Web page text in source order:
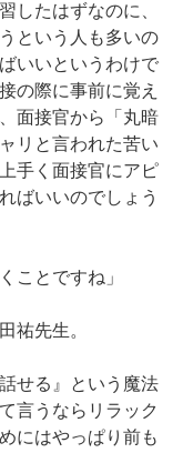
したはずなのに、
という人も多いの
いいというわけで
の際に事前に覚え
面接官から「丸暗
リと言われた苦い
手く面接官にアピ
ばいいのでしょう
ことですね」
祐先生。
せる』という魔法
言うならリラック
にはやっぱり前も